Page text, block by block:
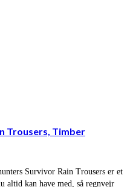
Trousers, Timber
Survivor Rain Trousers er et
altid kan have med, så regnvejr